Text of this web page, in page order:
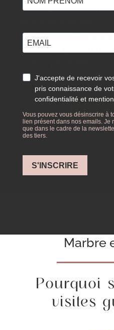
comme vous (et moi
collective.Tarif
jusqu’à20 personnes
privées!
En
Marbre
Pourquoi
visites